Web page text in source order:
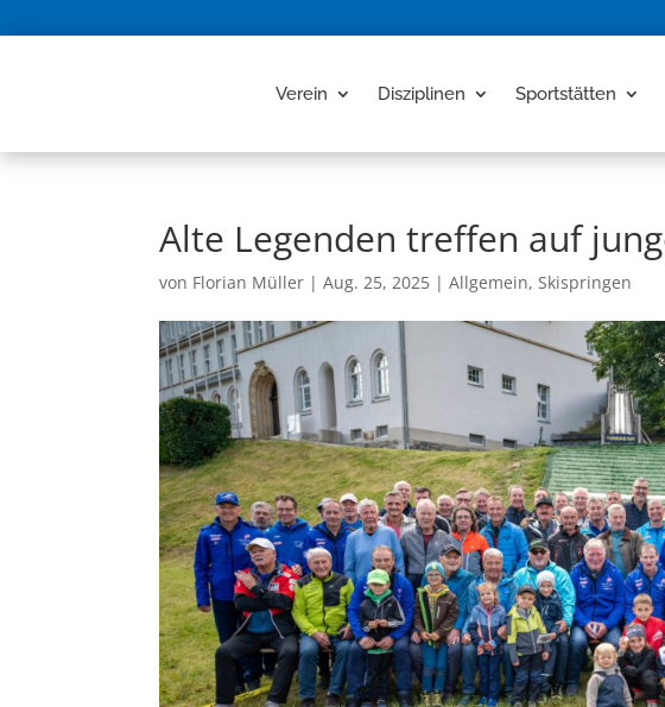
Verein Disziplinen Sportstätten
Alte Legenden treffen auf
von Florian Müller |Aug. 25, 2025 |Allgemein,Skispringen